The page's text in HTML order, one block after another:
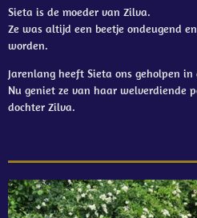
Sieta is de moeder van Zilva.
Ze was altijd een beetje ondeugend
worden.
Jarenlang heeft Sieta ons geholpen in
Nu geniet ze van haar welverdiende
dochter Zilva.